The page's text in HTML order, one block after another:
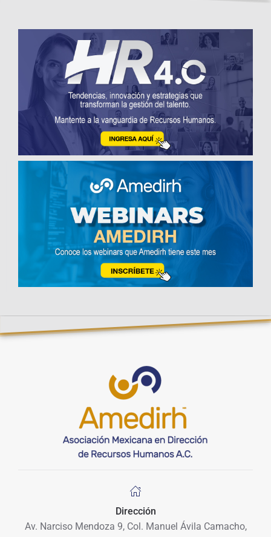
Dirección
Av. Narciso Mendoza 9, Col. Manuel Ávila Camacho,